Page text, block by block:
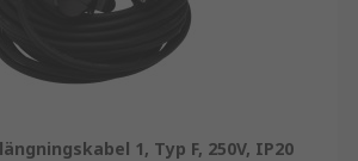
1, Typ F, 250V, IP20